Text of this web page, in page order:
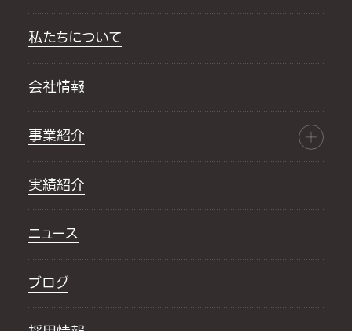
私たちについて
会社情報
事業紹介
実績紹介
ニュース
ブログ